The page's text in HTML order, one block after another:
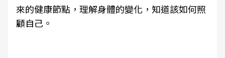
來的健康節點，理解身體的變化，知道該如何照
顧自己。